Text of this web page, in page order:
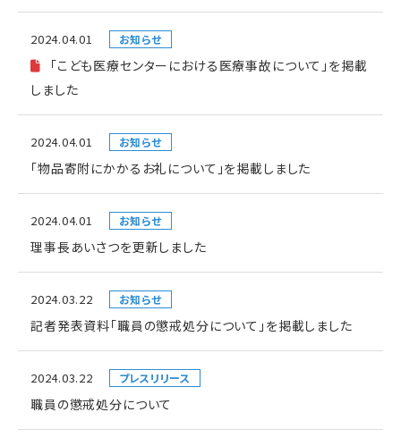
2024.04.01 お知らせ
「こども医療センターにおける医療事故について」を掲載
しました
2024.04.01 お知らせ
「物品寄附にかかるお礼について」を掲載しました
2024.04.01 お知らせ
理事長あいさつを更新しました
2024.03.22 お知らせ
記者発表資料「職員の懲戒処分について」を掲載しました
2024.03.22 プレスリリース
職員の懲戒処分について